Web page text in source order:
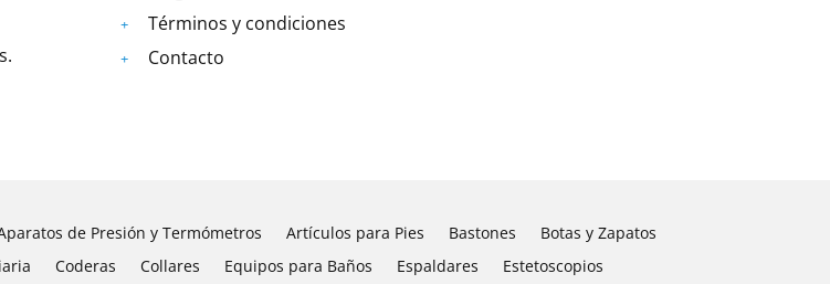
Términos y condiciones
Contacto
de Presión y Termómetros Artículos para Pies Bastones
Botas y Zapatos
Coderas Collares Equipos para Baños Espaldares Estetoscopios